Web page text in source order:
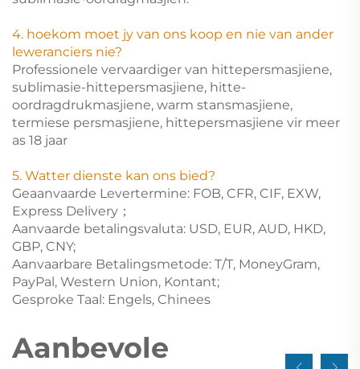
4. hoekom moet jy van ons koop en nie van ander
leweranciers nie?
Professionele vervaardiger van hittepersmasjiene,
sublimasie-hittepersmasjiene, hitte-
oordragdrukmasjiene, warm stansmasjiene,
termiese persmasjiene, hittepersmasjiene vir meer
as 18 jaar
5. Watter dienste kan ons bied?
Geaanvaarde Levertermine: FOB, CFR, CIF, EXW,
Express Delivery；
Aanvaarde betalingsvaluta: USD, EUR, AUD, HKD,
GBP, CNY;
Aanvaarbare Betalingsmetode: T/T, MoneyGram,
PayPal, Western Union, Kontant;
Gesproke Taal: Engels, Chinees
Aanbevole